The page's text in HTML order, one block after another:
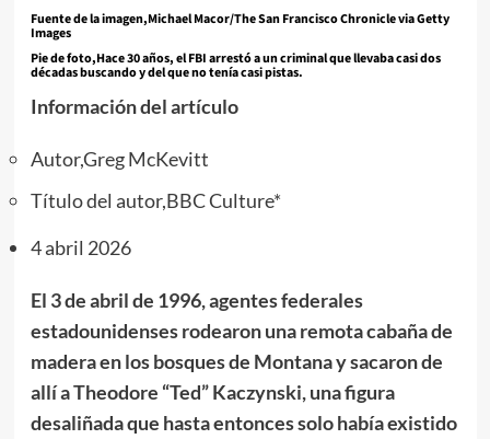
Fuente de la imagen,Michael Macor/The San Francisco Chronicle via Getty
Images
Pie de foto,Hace 30 años, el FBI arrestó a un criminal que llevaba casi dos
décadas buscando y del que no tenía casi pistas.
Información del artículo
Autor,Greg McKevitt
Título del autor,BBC Culture*
4 abril 2026
El 3 de abril de 1996, agentes federales
estadounidenses rodearon una remota cabaña de
madera en los bosques de Montana y sacaron de
allí a Theodore “Ted” Kaczynski, una figura
desaliñada que hasta entonces solo había existido